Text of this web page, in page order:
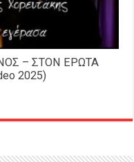
– ΣΤΟΝ ΕΡΩΤΑ
2025)